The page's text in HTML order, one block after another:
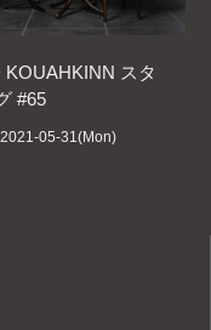
KOUAHKINN スタ
#65
2021-05-31(Mon)